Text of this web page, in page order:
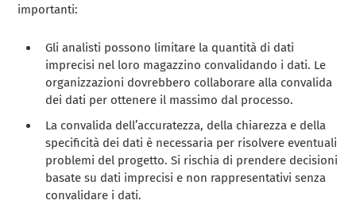
importanti:
Gli analisti possono limitare la quantità di dati
imprecisi nel loro magazzino convalidando i dati. Le
organizzazioni dovrebbero collaborare alla convalida
dei dati per ottenere il massimo dal processo.
La convalida dell’accuratezza, della chiarezza e della
specificità dei dati è necessaria per risolvere eventuali
problemi del progetto. Si rischia di prendere decisioni
basate su dati imprecisi e non rappresentativi senza
convalidare i dati.